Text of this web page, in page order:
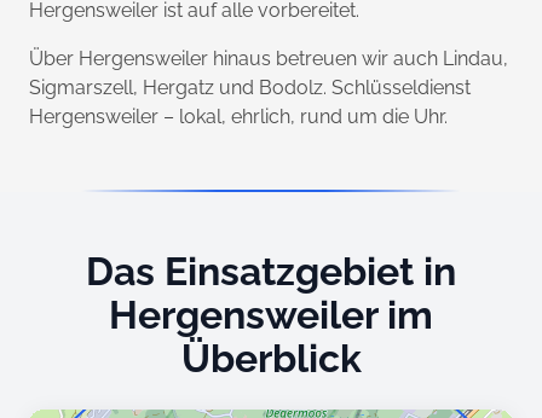
Hergensweiler ist auf alle vorbereitet.
Über Hergensweiler hinaus betreuen wir auch Lindau,
Sigmarszell, Hergatz und Bodolz. Schlüsseldienst
Hergensweiler – lokal, ehrlich, rund um die Uhr.
Das Einsatzgebiet in
Hergensweiler im
Überblick